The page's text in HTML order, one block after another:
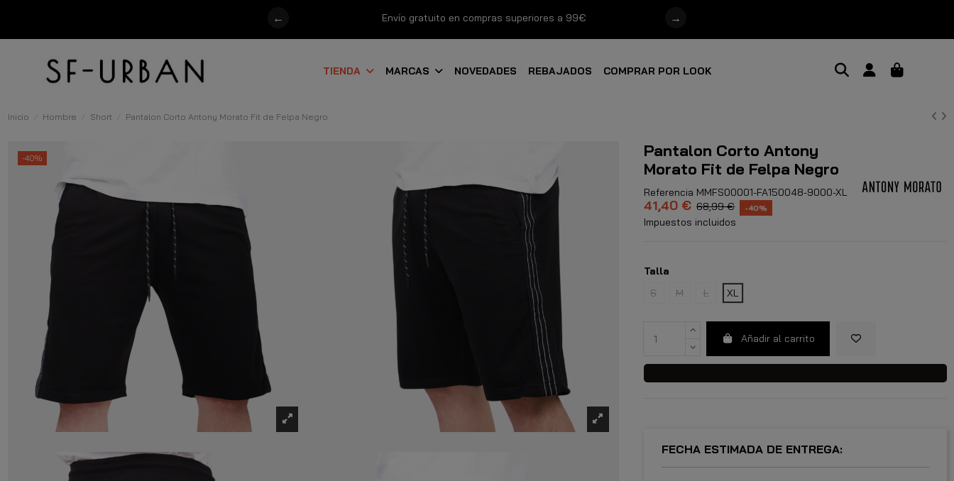
Envío gratuito en compras superiores a 99€
← →
TIENDA MARCAS NOVEDADES REBAJADOS COMPRAR POR LOOK
Inicio Hombre Short Pantalon Corto Antony Morato Fit de Felpa Negro
-40%
Pantalon Corto Antony
Morato Fit de Felpa Negro
Referencia MMFS00001-FA150048-9000-XL
41,40 € 68,99 € -40%
Impuestos incluidos
Talla
S
M L XL
Añadir al carrito
FECHA ESTIMADA DE ENTREGA: